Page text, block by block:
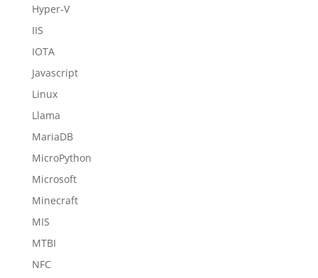
Hyper-V
IIS
IOTA
Javascript
Linux
Llama
MariaDB
MicroPython
Microsoft
Minecraft
MIS
MTBI
NFC